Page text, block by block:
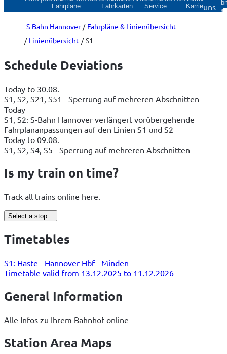
Fahrpläne
Fahrkarten
Service
Karriereuns
S-Bahn Hannover
Fahrpläne & Linienübersicht
Linienübersicht
S1
Schedule Deviations
Today to 30.08.
S1, S2, S21, S51 - Sperrung auf mehreren Abschnitten
Today
S1, S2: S-Bahn Hannover verlängert vorübergehende
Fahrplananpassungen auf den Linien S1 und S2
Today to 09.08.
S1, S2, S4, S5 - Sperrung auf mehreren Abschnitten
Is my train on time?
Track all trains online here.
Select a stop...
Timetables
S1: Haste - Hannover Hbf - Minden
Timetable valid from 13.12.2025 to 11.12.2026
General Information
Alle Infos zu Ihrem Bahnhof online
Station Area Maps